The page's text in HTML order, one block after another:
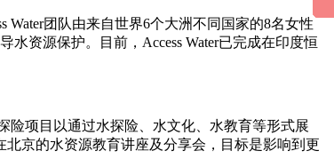
Water团队由来自世界6个大洲不同国家的8名女性
资源保护。目前，Access Water已完成在印度恒
险项目以通过水探险、水文化、水教育等形式展
京的水资源教育讲座及分享会，目标是影响到更